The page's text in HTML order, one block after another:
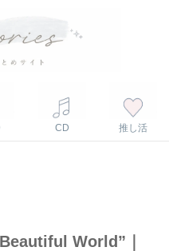
CD 推し活
World”｜